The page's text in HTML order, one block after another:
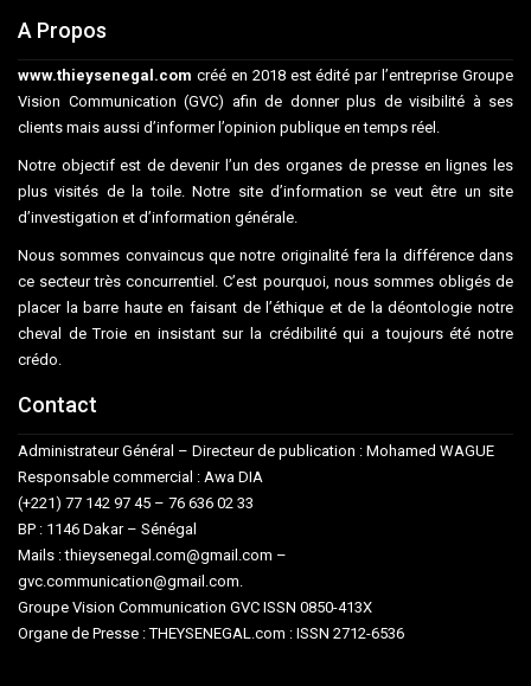
A Propos
www.thieysenegal.com créé en 2018 est édité par l’entreprise Groupe
Vision Communication (GVC) afin de donner plus de visibilité à ses
clients mais aussi d’informer l’opinion publique en temps réel.
Notre objectif est de devenir l’un des organes de presse en lignes les
plus visités de la toile. Notre site d’information se veut être un site
d’investigation et d’information générale.
Nous sommes convaincus que notre originalité fera la différence dans
ce secteur très concurrentiel. C’est pourquoi, nous sommes obligés de
placer la barre haute en faisant de l’éthique et de la déontologie notre
cheval de Troie en insistant sur la crédibilité qui a toujours été notre
crédo.
Contact
Administrateur Général – Directeur de publication : Mohamed WAGUE
Responsable commercial : Awa DIA
(+221) 77 142 97 45 – 76 636 02 33
BP : 1146 Dakar – Sénégal
Mails : thieysenegal.com@gmail.com –
gvc.communication@gmail.com.
Groupe Vision Communication GVC ISSN 0850-413X
Organe de Presse : THEYSENEGAL.com : ISSN 2712-6536